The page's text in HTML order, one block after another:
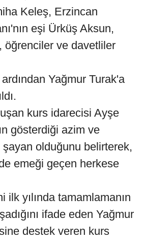
Keleş, Erzincan
eşi Ürküş Aksun,
öğrenciler ve davetliler
Yağmur Turak'a
kurs idarecisi Ayşe
gösterdiği azim ve
olduğunu belirterek,
emeği geçen herkese
ilk yılında tamamlamanın
ifade eden Yağmur
destek veren kurs